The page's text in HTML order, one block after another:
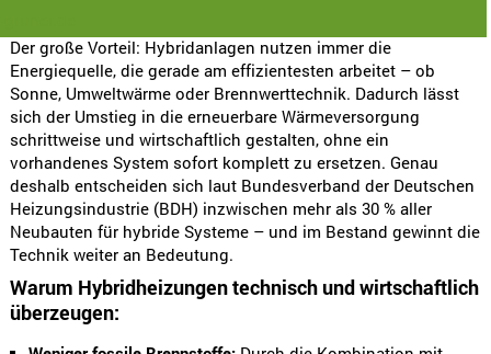
Der große Vorteil: Hybridanlagen nutzen immer die
Energiequelle, die gerade am effizientesten arbeitet – ob
Sonne, Umweltwärme oder Brennwerttechnik. Dadurch lässt
sich der Umstieg in die erneuerbare Wärmeversorgung
schrittweise und wirtschaftlich gestalten, ohne ein
vorhandenes System sofort komplett zu ersetzen. Genau
deshalb entscheiden sich laut Bundesverband der Deutschen
Heizungsindustrie (BDH) inzwischen mehr als 30 % aller
Neubauten für hybride Systeme – und im Bestand gewinnt die
Technik weiter an Bedeutung.
Warum Hybridheizungen technisch und wirtschaftlich
überzeugen: